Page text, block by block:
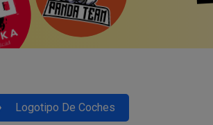
Logotipo De Coches